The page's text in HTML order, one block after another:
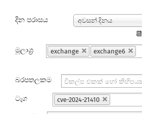
දින පරාසය අවසන් දිනය
📆
මූලාශ්‍ර
exchange
exchange6
බරපතලකම
ටැග cve-2024-21410